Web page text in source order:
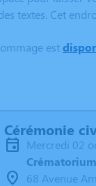
textes. Cet
est
Cérémonie
mercredi 02
68 Avenue